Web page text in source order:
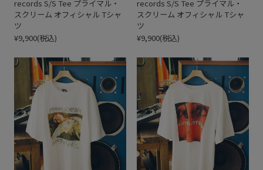
records S/S Tee プライマル・
スクリーム オフィシャル Tシャ
ツ
¥9,900(税込)
records S/S Tee プライマル・
スクリーム オフィシャル Tシャ
ツ
¥9,900(税込)